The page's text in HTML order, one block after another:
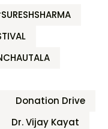
Donation Drive
Dr. Vijay Kayat